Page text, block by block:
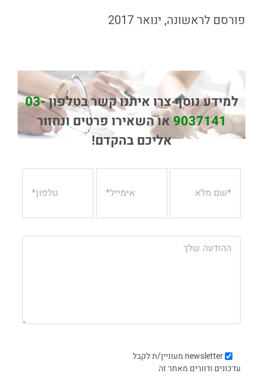
פורסם לראשונה, ינואר 2017
למידע נוסף צרו איתנו קשר בטלפון03-
9037141או השאירו פרטים ונחזור
אליכם בהקדם!
newsletter מעוניין/ת לקבל
עדכונים ודוורים מאתר זה